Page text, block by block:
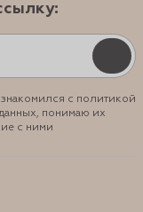
с политикой
понимаю их
с ними